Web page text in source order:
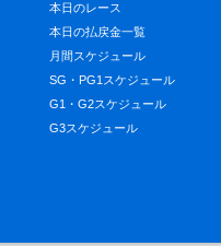
本日のレース
本日の払戻金一覧
月間スケジュール
SG・PG1スケジュール
G1・G2スケジュール
G3スケジュール